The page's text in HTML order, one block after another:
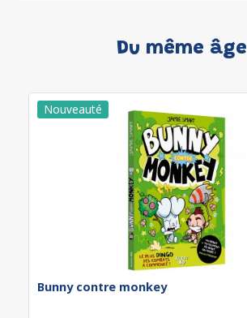
Du même âge
Bunny contre monkey